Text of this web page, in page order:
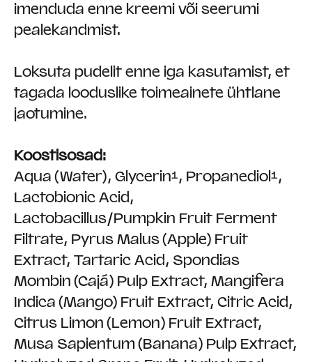
imenduda enne kreemi või seerumi
pealekandmist.
Loksuta pudelit enne iga kasutamist, et
tagada looduslike toimeainete ühtlane
jaotumine.
Koostisosad:
Aqua (Water), Glycerin¹, Propanediol¹,
Lactobionic Acid,
Lactobacillus/Pumpkin Fruit Ferment
Filtrate, Pyrus Malus (Apple) Fruit
Extract, Tartaric Acid, Spondias
Mombin (Cajá) Pulp Extract, Mangifera
Indica (Mango) Fruit Extract, Citric Acid,
Citrus Limon (Lemon) Fruit Extract,
Musa Sapientum (Banana) Pulp Extract,